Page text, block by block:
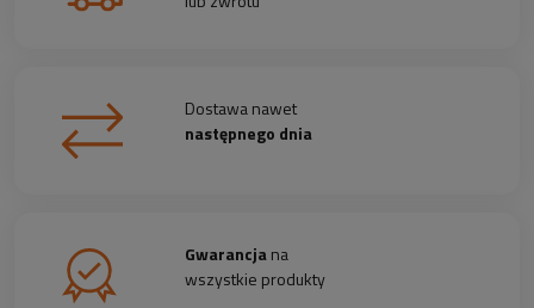
Dostawa nawet
następnego dnia
Gwarancjana
wszystkie produkty